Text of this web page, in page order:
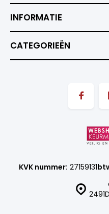
INFORMATIE
CATEGORIEËN
KVK nummer: 27159131